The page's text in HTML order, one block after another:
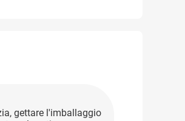
gettare l'imballaggio